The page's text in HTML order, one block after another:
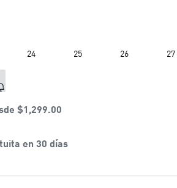
24 25 26 27
$1,299.00
en 30 días